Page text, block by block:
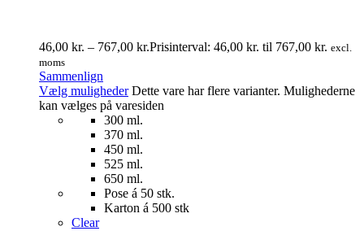
46,00 kr. – 767,00 kr.Prisinterval: 46,00 kr. til 767,00 kr. excl.
moms
Sammenlign
Vælg muligheder Dette vare har flere varianter. Mulighederne
kan vælges på varesiden
300 ml.
370 ml.
450 ml.
525 ml.
650 ml.
Pose á 50 stk.
Karton á 500 stk
Clear